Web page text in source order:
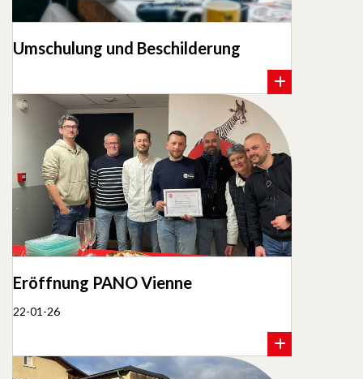
Umschulung und Beschilderung
Eröffnung PANO Vienne
22-01-26